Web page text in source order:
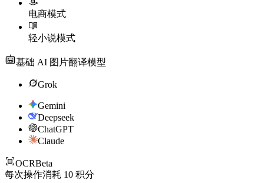
电商模式
轻小说模式
基础 AI 图片翻译模型
Grok
Gemini
Deepseek
ChatGPT
Claude
OCRBeta
每次操作消耗 10 积分